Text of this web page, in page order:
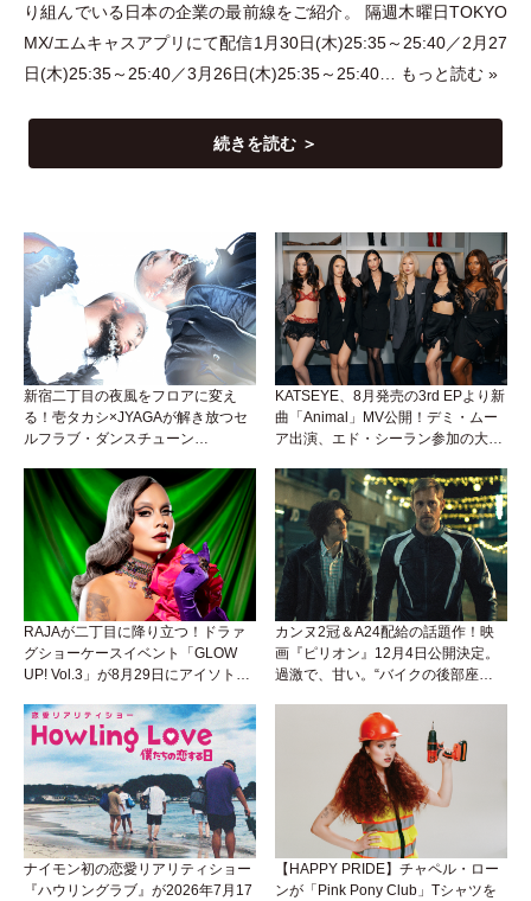
り組んでいる日本の企業の最前線をご紹介。 隔週木曜日TOKYO
MX/エムキャスアプリにて配信1月30日(木)25:35～25:40／2月27
日(木)25:35～25:40／3月26日(木)25:35～25:40…
もっと読む »
続きを読む ＞
新宿二丁目の夜風をフロアに変え
る！壱タカシ×JYAGAが解き放つセ
ルフラブ・ダンスチューン
KATSEYE、8月発売の3rd EPより新
曲「Animal」MV公開！デミ・ムー
ア出演、エド・シーラン参加の大胆
RAJAが二丁目に降り立つ！ドラァ
グショーケースイベント「GLOW
UP! Vol.3」が8月29日にアイソトー
カンヌ2冠＆A24配給の話題作！映
画『ピリオン』12月4日公開決定。
過激で、甘い。“バイクの後部座
ナイモン初の恋愛リアリティショー
『ハウリングラブ』が2026年7月17
【HAPPY PRIDE】チャペル・ロー
ンが「Pink Pony Club」Tシャツを